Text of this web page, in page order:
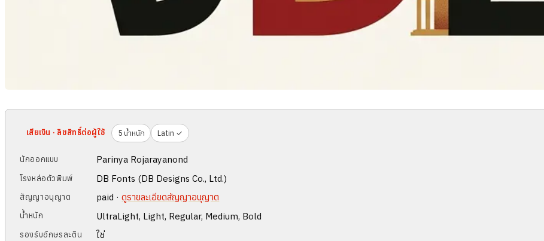
เสียเงิน · ลิขสิทธิ์ต่อผู้ใช้ 5 น้ำหนัก Latin ✓
นักออกแบบ Parinya Rojarayanond
โรงหล่อตัวพิมพ์ DB Fonts (DB Designs Co., Ltd.)
สัญญาอนุญาต paid ·ดูรายละเอียดสัญญาอนุญาต
น้ำหนัก UltraLight, Light, Regular, Medium, Bold
รองรับอักษรละติน ใช่